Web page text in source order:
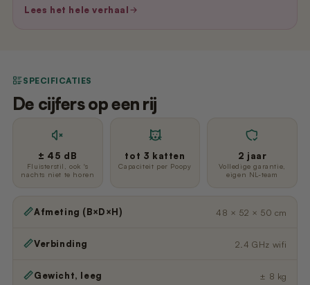
Lees het hele verhaal
SPECIFICATIES
De cijfers op een rij
± 45 dB
Fluisterstil, ook 's
nachts niet te horen
tot 3 katten
Capaciteit per Poopy
2 jaar
Volledige garantie,
eigen NL-team
Afmeting (B×D×H) 48 × 52 × 50 cm
Verbinding 2.4 GHz wifi
Gewicht, leeg ± 8 kg